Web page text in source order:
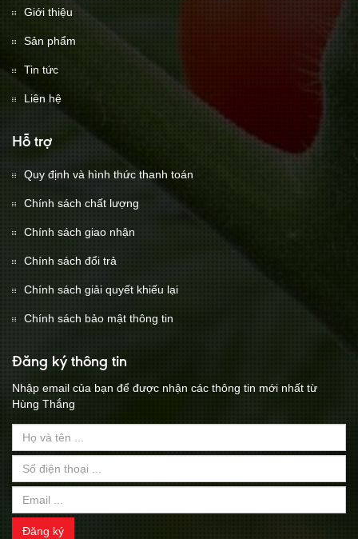
Giới thiệu
Sản phẩm
Tin tức
Liên hệ
Hỗ trợ
Quy định và hình thức thanh toán
Chính sách chất lượng
Chính sách giao nhận
Chính sách đổi trả
Chính sách giải quyết khiếu lại
Chính sách bảo mật thông tin
Đăng ký thông tin
Nhập email của bạn để được nhận các thông tin mới nhất từ
Hùng Thắng
Đăng ký